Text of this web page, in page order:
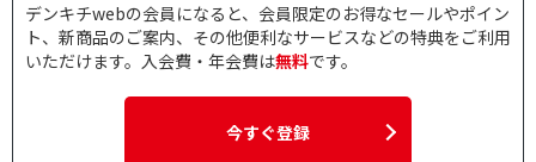
デンキチwebの会員になると、会員限定のお得なセールやポイン
ト、新商品のご案内、その他便利なサービスなどの特典をご利用
いただけます。入会費・年会費は無料です。
今すぐ登録